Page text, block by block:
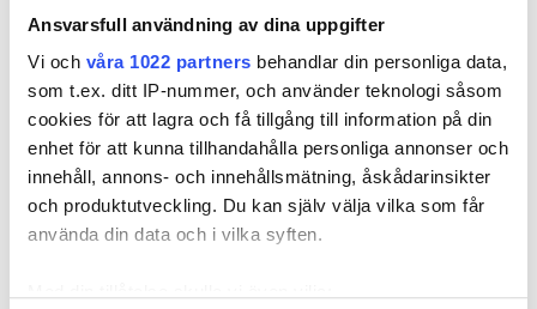
Ansvarsfull användning av dina uppgifter
Vi och våra 1022 partners behandlar din personliga data,
som t.ex. ditt IP-nummer, och använder teknologi såsom
cookies för att lagra och få tillgång till information på din
enhet för att kunna tillhandahålla personliga annonser och
innehåll, annons- och innehållsmätning, åskådarinsikter
och produktutveckling. Du kan själv välja vilka som får
använda din data och i vilka syften.
Vad fick gräset att brinna
symmetriskt runt
kraftstolparna?